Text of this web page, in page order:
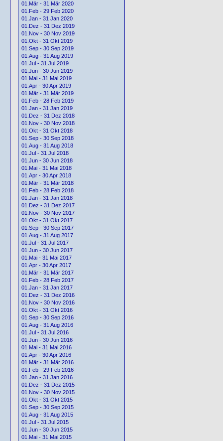
01.Mär - 31 Mär 2020
01.Feb - 29 Feb 2020
01.Jan - 31 Jan 2020
01.Dez - 31 Dez 2019
01.Nov - 30 Nov 2019
01.Okt - 31 Okt 2019
01.Sep - 30 Sep 2019
01.Aug - 31 Aug 2019
01.Jul - 31 Jul 2019
01.Jun - 30 Jun 2019
01.Mai - 31 Mai 2019
01.Apr - 30 Apr 2019
01.Mär - 31 Mär 2019
01.Feb - 28 Feb 2019
01.Jan - 31 Jan 2019
01.Dez - 31 Dez 2018
01.Nov - 30 Nov 2018
01.Okt - 31 Okt 2018
01.Sep - 30 Sep 2018
01.Aug - 31 Aug 2018
01.Jul - 31 Jul 2018
01.Jun - 30 Jun 2018
01.Mai - 31 Mai 2018
01.Apr - 30 Apr 2018
01.Mär - 31 Mär 2018
01.Feb - 28 Feb 2018
01.Jan - 31 Jan 2018
01.Dez - 31 Dez 2017
01.Nov - 30 Nov 2017
01.Okt - 31 Okt 2017
01.Sep - 30 Sep 2017
01.Aug - 31 Aug 2017
01.Jul - 31 Jul 2017
01.Jun - 30 Jun 2017
01.Mai - 31 Mai 2017
01.Apr - 30 Apr 2017
01.Mär - 31 Mär 2017
01.Feb - 28 Feb 2017
01.Jan - 31 Jan 2017
01.Dez - 31 Dez 2016
01.Nov - 30 Nov 2016
01.Okt - 31 Okt 2016
01.Sep - 30 Sep 2016
01.Aug - 31 Aug 2016
01.Jul - 31 Jul 2016
01.Jun - 30 Jun 2016
01.Mai - 31 Mai 2016
01.Apr - 30 Apr 2016
01.Mär - 31 Mär 2016
01.Feb - 29 Feb 2016
01.Jan - 31 Jan 2016
01.Dez - 31 Dez 2015
01.Nov - 30 Nov 2015
01.Okt - 31 Okt 2015
01.Sep - 30 Sep 2015
01.Aug - 31 Aug 2015
01.Jul - 31 Jul 2015
01.Jun - 30 Jun 2015
01.Mai - 31 Mai 2015